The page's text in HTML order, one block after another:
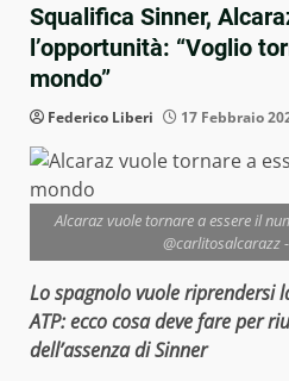
Squalifica Sinner,
l’opportunità: “Voglio
mondo”
Federico Liberi 17 Febbraio
Alcaraz vuole tornare a essere il
@carlitosalcarazz
Lo spagnolo vuole riprendersi
ATP: ecco cosa deve fare per
dell’assenza di Sinner